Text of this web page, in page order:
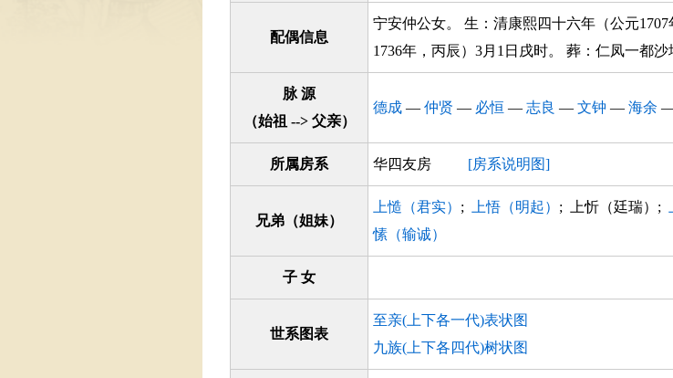
配偶信息
宁安仲公女。 生：清康熙四十六年（公元
1736年，丙辰）3月1日戌时。 葬：仁凤一都沙
脉 源
（始祖 --> 父亲）
德成 — 仲贤 — 必恒 — 志良 — 文钟 — 海余
所属房系 华四友房 [房系说明图]
兄弟（姐妹）
上慥（君实） ; 上悟（明起） ; 上忻（廷瑞）;
愫（输诚）
子 女
世系图表
至亲(上下各一代)表状图
九族(上下各四代)树状图